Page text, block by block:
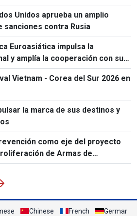
Unidos aprueba un amplio
sanciones contra Rusia
Euroasiática impulsa la
y amplía la cooperación con sus
Vietnam - Corea del Sur 2026 en
la marca de sus destinos y
como eje del proyecto
de Armas de
Chinese French German